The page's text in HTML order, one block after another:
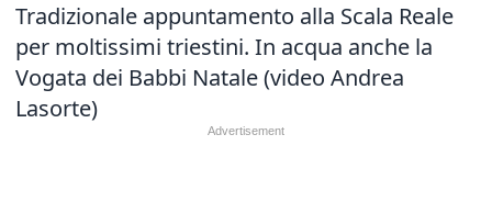
Tradizionale appuntamento alla Scala Reale
per moltissimi triestini. In acqua anche la
Vogata dei Babbi Natale (video Andrea
Lasorte)